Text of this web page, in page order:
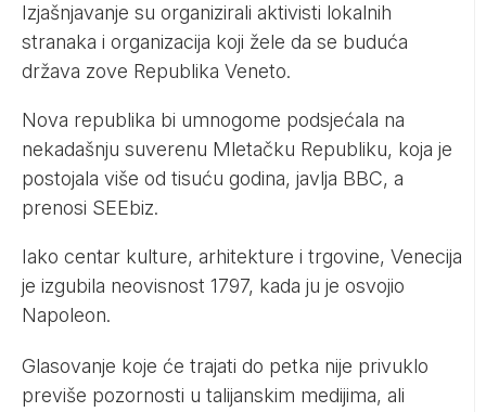
Izjašnjavanje su organizirali aktivisti lokalnih
stranaka i organizacija koji žele da se buduća
država zove Republika Veneto.
Nova republika bi umnogome podsjećala na
nekadašnju suverenu Mletačku Republiku, koja je
postojala više od tisuću godina, javlja BBC, a
prenosi SEEbiz.
Iako centar kulture, arhitekture i trgovine, Venecija
je izgubila neovisnost 1797, kada ju je osvojio
Napoleon.
Glasovanje koje će trajati do petka nije privuklo
previše pozornosti u talijanskim medijima, ali